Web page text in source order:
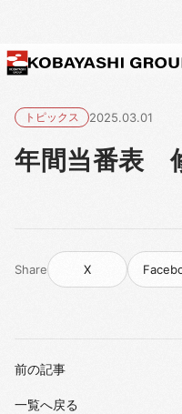
トピックス 2025.03.01
年間当番表
Share X
前の記事
一覧へ戻る